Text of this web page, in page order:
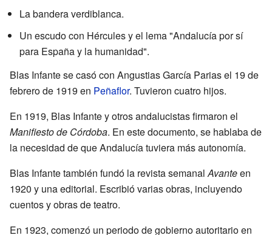
La bandera verdiblanca.
Un escudo con Hércules y el lema "Andalucía por sí
para España y la humanidad".
Blas Infante se casó con Angustias García Parias el 19 de
febrero de 1919 en Peñaflor. Tuvieron cuatro hijos.
En 1919, Blas Infante y otros andalucistas firmaron el
Manifiesto de Córdoba. En este documento, se hablaba de
la necesidad de que Andalucía tuviera más autonomía.
Blas Infante también fundó la revista semanal Avanteen
1920 y una editorial. Escribió varias obras, incluyendo
cuentos y obras de teatro.
En 1923, comenzó un periodo de gobierno autoritario en